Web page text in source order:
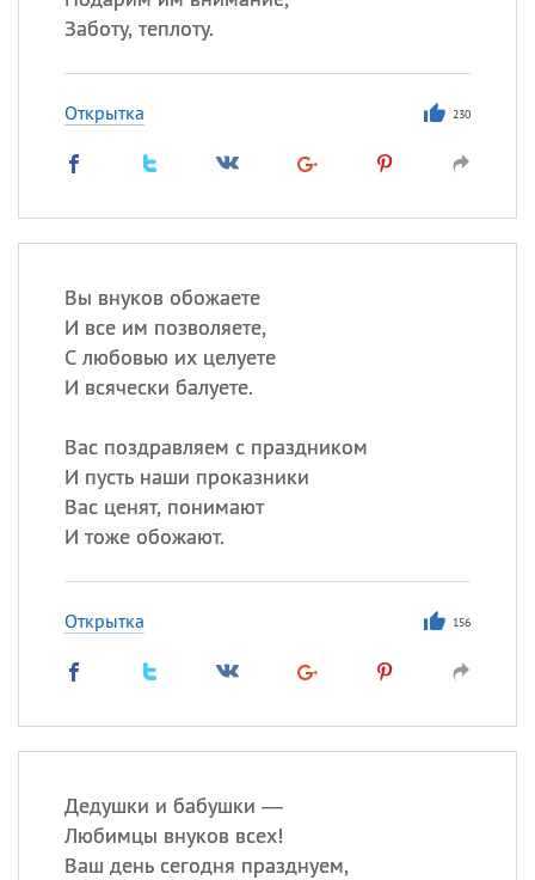
Заботу, теплоту.
Открытка 230
Вы внуков обожаете
И все им позволяете,
С любовью их целуете
И всячески балуете.
Вас поздравляем с праздником
И пусть наши проказники
Вас ценят, понимают
И тоже обожают.
Открытка 156
Дедушки и бабушки —
Любимцы внуков всех!
Ваш день сегодня празднуем,